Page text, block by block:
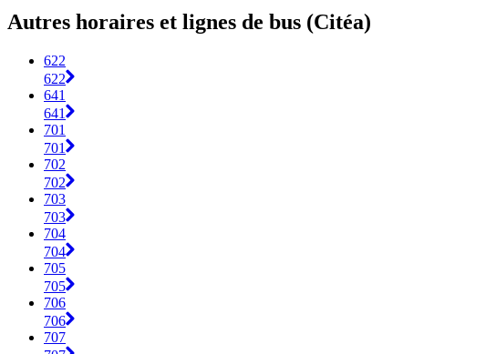
Autres horaires et lignes de bus (Citéa)
622
622
641
641
701
701
702
702
703
703
704
704
705
705
706
706
707